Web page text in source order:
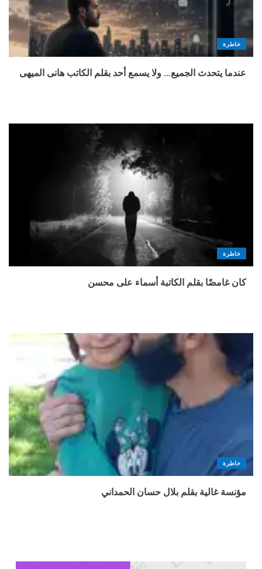
خاطرة
عندما يتحدث الجميع… ولا يسمع أحد بقلم الكاتب هانى الميهى
خاطرة
كان غامضًا بقلم الكاتبة أسماء على محسن
خاطرة
مؤنسة غالية بقلم بلال حسان الحمداني